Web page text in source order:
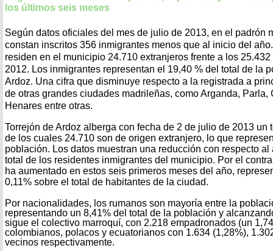
los últimos seis meses
Según datos oficiales del mes de julio de 2013, en el padrón
constan inscritos 356 inmigrantes menos que al inicio del
residen en el municipio 24.710 extranjeros frente a los
2012. Los inmigrantes representan el 19,40 % del total de la
Ardoz. Una cifra que disminuye respecto a la registrada a
de otras grandes ciudades madrileñas, como Arganda, Parla,
Henares entre otras.
Torrejón de Ardoz alberga con fecha de 2 de julio de 2013 un
de los cuales 24.710 son de origen extranjero, lo que
población. Los datos muestran una reducción con respecto
total de los residentes inmigrantes del municipio. Por el
ha aumentado en estos seis primeros meses del año,
0,11% sobre el total de habitantes de la ciudad.
Por nacionalidades, los rumanos son mayoría entre la
representando un 8,41% del total de la población y
sigue el colectivo marroquí, con 2.218 empadronados (un
colombianos, polacos y ecuatorianos con 1.634 (1,28%),
vecinos respectivamente.